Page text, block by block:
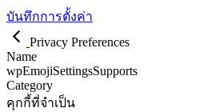
บันทึกการตั้งค่า
Privacy Preferences
Name
wpEmojiSettingsSupports
Category
คุกกี้ที่จำเป็น